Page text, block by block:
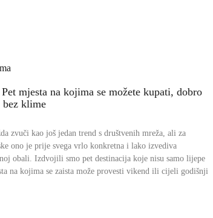
mjesta na kojima se možete kupati, dobro
bez klime
zvuči kao još jedan trend s društvenih mreža, ali za
ono je prije svega vrlo konkretna i lako izvediva
obali. Izdvojili smo pet destinacija koje nisu samo lijepe
na kojima se zaista može provesti vikend ili cijeli godišnji